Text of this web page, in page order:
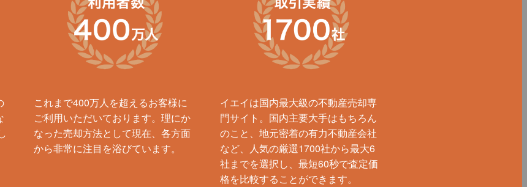
これまで400万人を超えるお客様に
ご利用いただいております。理にか
なった売却方法として現在、各方面
から非常に注目を浴びています。
イエイは国内最大級の不動産売却専
門サイト。国内主要大手はもちろん
のこと、地元密着の有力不動産会社
など、人気の厳選1700社から最大6
社までを選択し、最短60秒で査定価
格を比較することができます。